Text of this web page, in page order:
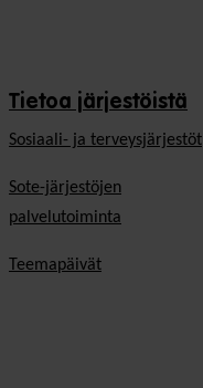
Tietoa järjestöistä
Sosiaali- ja terveysjärjestöt
Sote-järjestöjen
palvelutoiminta
Teemapäivät